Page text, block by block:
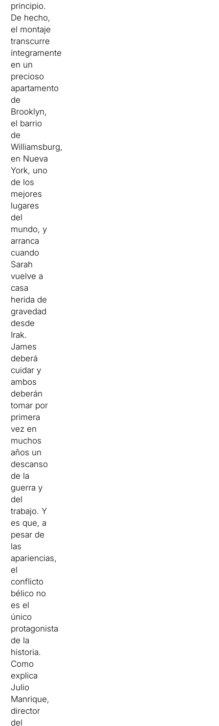
principio.
De hecho,
el montaje
transcurre
íntegramente
en un
precioso
apartamento
de
Brooklyn,
el barrio
de
Williamsburg,
en Nueva
York, uno
de los
mejores
lugares
del
mundo, y
arranca
cuando
Sarah
vuelve a
casa
herida de
gravedad
desde
Irak.
James
deberá
cuidar y
ambos
deberán
tomar por
primera
vez en
muchos
años un
descanso
de la
guerra y
del
trabajo. Y
es que, a
pesar de
las
apariencias,
el
conflicto
bélico no
es el
único
protagonista
de la
historia.
Como
explica
Julio
Manrique,
director
del